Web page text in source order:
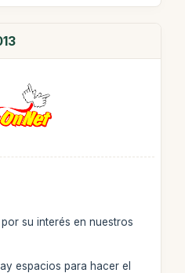
su interés en nuestros
espacios para hacer el